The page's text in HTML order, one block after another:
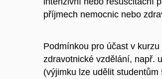
příjmech nemocnic nebo
Podmínkou pro účast v
zdravotnické vzdělání, např.
(výjimku lze udělit